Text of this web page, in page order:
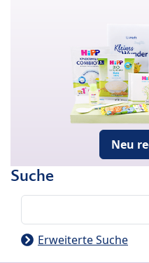
Neu
Suche
Erweiterte Suche